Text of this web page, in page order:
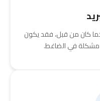
كان من قبل، فقد يكون
مشكلة في الضاغط.